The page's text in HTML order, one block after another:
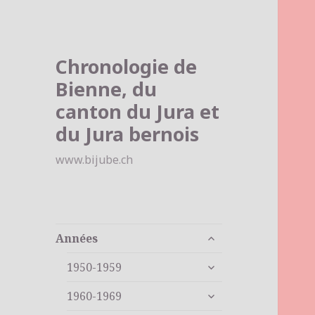
Chronologie de
Bienne, du
canton du Jura et
du Jura bernois
www.bijube.ch
Années
ouvrir
sous-
1950-1959
ouvrir
sous-
1960-1969
ouvrir